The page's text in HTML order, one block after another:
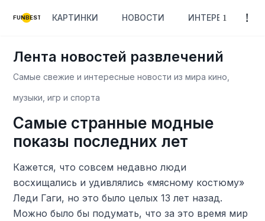
FUNBEST КАРТИНКИ НОВОСТИ ИНТЕРЕСНОЕ
Лента новостей развлечений
Самые свежие и интересные новости из мира кино,
музыки, игр и спорта
Самые странные модные
показы последних лет
Кажется, что совсем недавно люди
восхищались и удивлялись «мясному костюму»
Леди Гаги, но это было целых 13 лет назад.
Можно было бы подумать, что за это время мир